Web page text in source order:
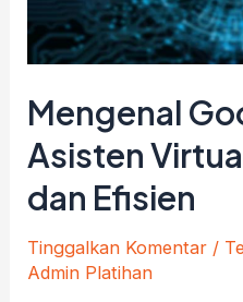
Mengenal
Asisten
dan Efisien
Tinggalkan Komentar /
Admin Platihan